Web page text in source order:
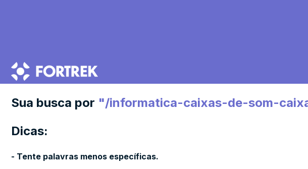
Sua busca por "/informatica-caixas-de-som-
Dicas:
- Tente palavras menos específicas.